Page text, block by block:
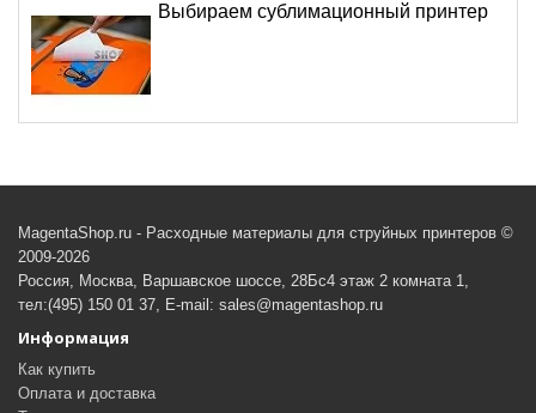
Выбираем сублимационный принтер
MagentaShop.ru - Расходные материалы для струйных принтеров ©
2009-2026
Россия, Москва, Варшавское шоссе, 28Бс4 этаж 2 комната 1,
тел:(495) 150 01 37, E-mail: sales@magentashop.ru
Информация
Как купить
Оплата и доставка